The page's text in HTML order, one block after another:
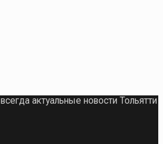
всегда актуальные новости Тольятти